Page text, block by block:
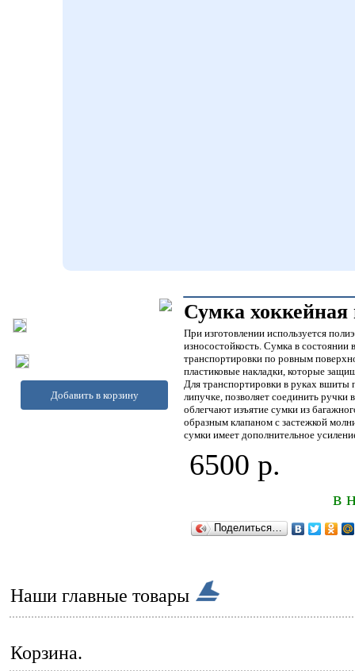
Добавить в корзину
Сумка хоккейная
При изготовлении используется
износостойкость. Сумка в
транспортировки по ровным
пластиковые накладки, которые
Для транспортировки в руках вшиты
липучке, позволяет соединить
облегчают изъятие сумки из
образным клапаном с застежкой
сумки имеет дополнительное
6500 р.
в
Поделиться…
Наши главные товары
Корзина.